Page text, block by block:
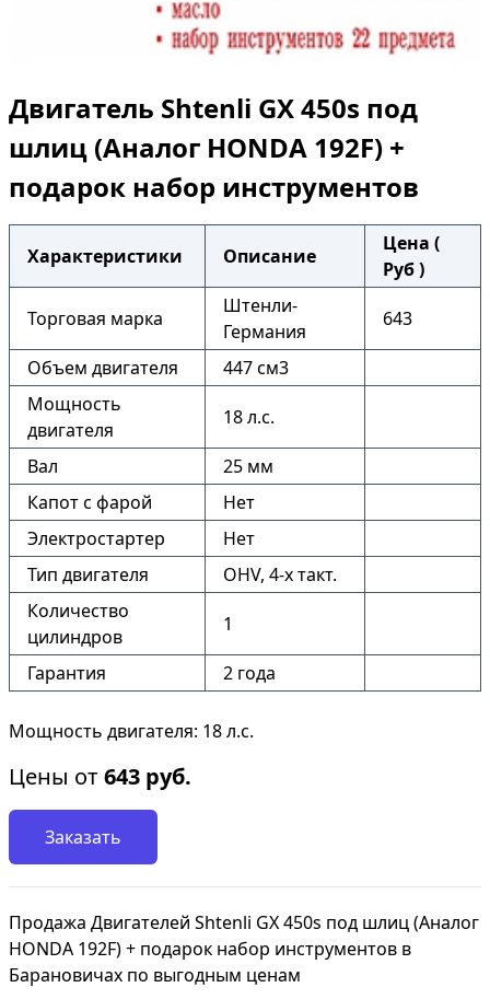
Двигатель Shtenli GX 450s под
шлиц (Аналог HONDA 192F) +
подарок набор инструментов
Характеристики Описание
Цена (
Руб )
Торговая марка
Штенли-
Германия
643
Объем двигателя
447 см3
Мощность
двигателя
18 л.с.
Вал
25 мм
Капот с фарой
Нет
Электростартер
Нет
Тип двигателя
OHV, 4-x такт.
Количество
цилиндров
1
Гарантия 2 года
Мощность двигателя: 18 л.с.
Цены от643 руб.
Заказать
Продажа Двигателей Shtenli GX 450s под шлиц (Аналог
HONDA 192F) + подарок набор инструментов в
Барановичах по выгодным ценам